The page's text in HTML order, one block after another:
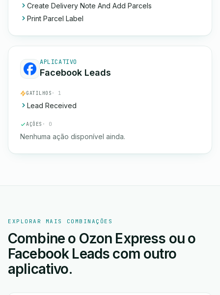
Create Delivery Note And Add Parcels
Print Parcel Label
APLICATIVO
Facebook Leads
GATILHOS · 1
Lead Received
AÇÕES · 0
Nenhuma ação disponível ainda.
EXPLORAR MAIS COMBINAÇÕES
Combine o Ozon Express ou o
Facebook Leads com outro
aplicativo.